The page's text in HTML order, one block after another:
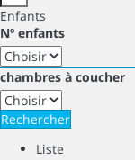
Enfants
Nº enfants
chambres à coucher
Rechercher
Liste